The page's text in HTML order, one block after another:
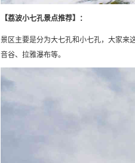
【荔波小七孔景点推荐】：
景区主要是分为大七孔和小七孔，大家来
音谷、拉雅瀑布等。